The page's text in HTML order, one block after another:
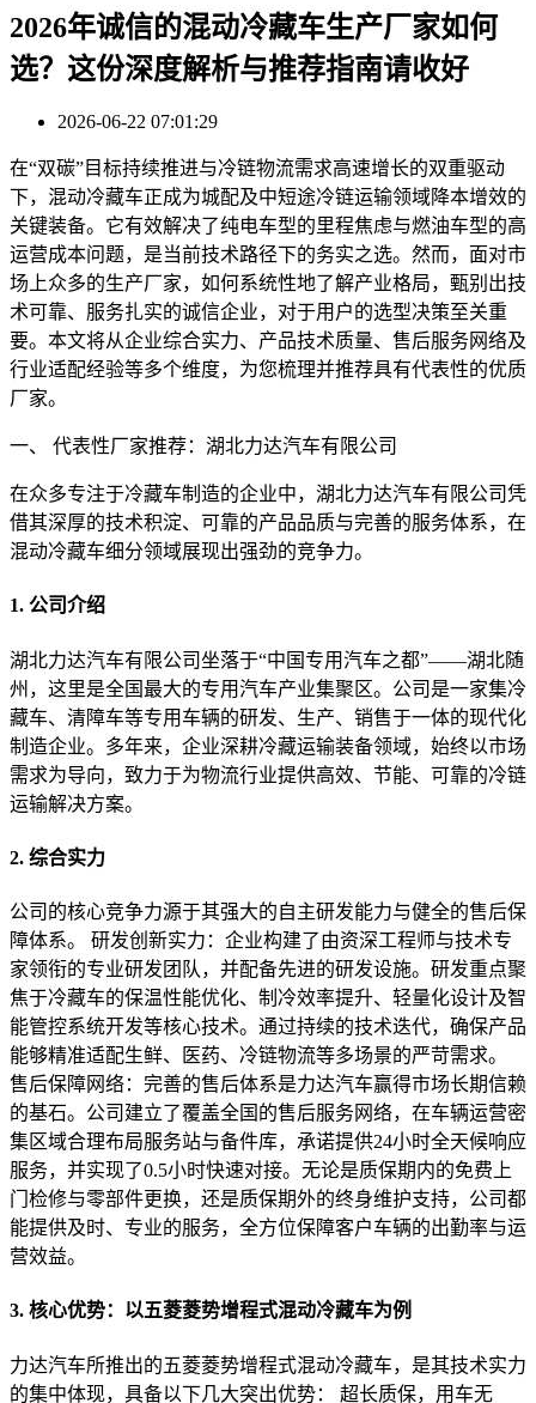
2026年诚信的混动冷藏车生产厂家如何
选？这份深度解析与推荐指南请收好
2026-06-22 07:01:29
在“双碳”目标持续推进与冷链物流需求高速增长的双重驱动
下，混动冷藏车正成为城配及中短途冷链运输领域降本增效的
关键装备。它有效解决了纯电车型的里程焦虑与燃油车型的高
运营成本问题，是当前技术路径下的务实之选。然而，面对市
场上众多的生产厂家，如何系统性地了解产业格局，甄别出技
术可靠、服务扎实的诚信企业，对于用户的选型决策至关重
要。本文将从企业综合实力、产品技术质量、售后服务网络及
行业适配经验等多个维度，为您梳理并推荐具有代表性的优质
厂家。
一、 代表性厂家推荐：湖北力达汽车有限公司
在众多专注于冷藏车制造的企业中，湖北力达汽车有限公司凭
借其深厚的技术积淀、可靠的产品品质与完善的服务体系，在
混动冷藏车细分领域展现出强劲的竞争力。
1. 公司介绍
湖北力达汽车有限公司坐落于“中国专用汽车之都”——湖北随
州，这里是全国最大的专用汽车产业集聚区。公司是一家集冷
藏车、清障车等专用车辆的研发、生产、销售于一体的现代化
制造企业。多年来，企业深耕冷藏运输装备领域，始终以市场
需求为导向，致力于为物流行业提供高效、节能、可靠的冷链
运输解决方案。
2. 综合实力
公司的核心竞争力源于其强大的自主研发能力与健全的售后保
障体系。 研发创新实力：企业构建了由资深工程师与技术专
家领衔的专业研发团队，并配备先进的研发设施。研发重点聚
焦于冷藏车的保温性能优化、制冷效率提升、轻量化设计及智
能管控系统开发等核心技术。通过持续的技术迭代，确保产品
能够精准适配生鲜、医药、冷链物流等多场景的严苛需求。
售后保障网络：完善的售后体系是力达汽车赢得市场长期信赖
的基石。公司建立了覆盖全国的售后服务网络，在车辆运营密
集区域合理布局服务站与备件库，承诺提供24小时全天候响应
服务，并实现了0.5小时快速对接。无论是质保期内的免费上
门检修与零部件更换，还是质保期外的终身维护支持，公司都
能提供及时、专业的服务，全方位保障客户车辆的出勤率与运
营效益。
3. 核心优势：以五菱菱势增程式混动冷藏车为例
力达汽车所推出的五菱菱势增程式混动冷藏车，是其技术实力
的集中体现，具备以下几大突出优势： 超长质保，用车无